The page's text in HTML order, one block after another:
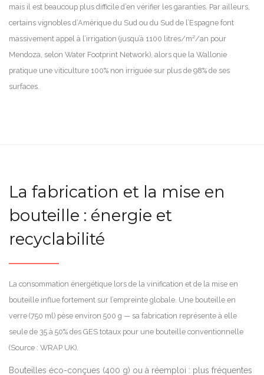
mais il est beaucoup plus difficile d’en vérifier les garanties. Par ailleurs,
certains vignobles d’Amérique du Sud ou du Sud de l’Espagne font
massivement appel à l’irrigation (jusqu’à 1100 litres/m²/an pour
Mendoza, selon Water Footprint Network), alors que la Wallonie
pratique une viticulture 100% non irriguée sur plus de 98% de ses
surfaces.
La fabrication et la mise en
bouteille : énergie et
recyclabilité
La consommation énergétique lors de la vinification et de la mise en
bouteille influe fortement sur l’empreinte globale. Une bouteille en
verre (750 ml) pèse environ 500 g — sa fabrication représente à elle
seule de 35 à 50% des GES totaux pour une bouteille conventionnelle
(Source : WRAP UK).
Bouteilles éco-conçues (400 g) ou à réemploi : plus fréquentes